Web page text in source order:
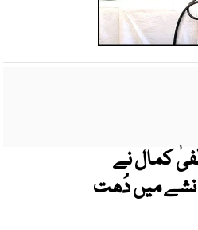
کمال نے
نے نشے میں دُھت